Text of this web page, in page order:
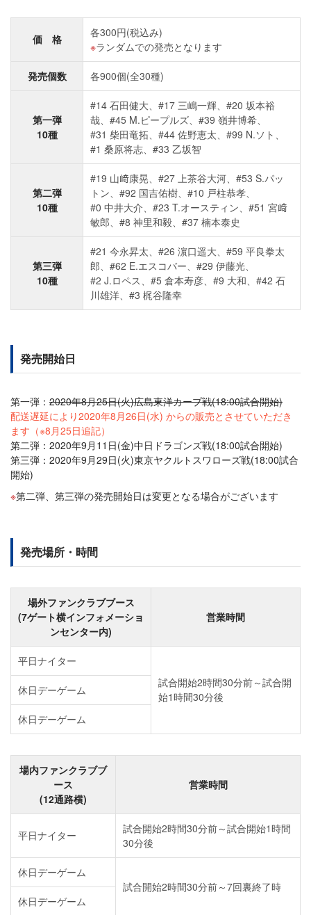
価 格
各300円(税込み)
ランダムでの発売となります
発売個数 各900個(全30種)
第一弾
10種
#14 石田健大、#17 三嶋一輝、#20 坂本裕
哉、#45 M.ピープルズ、#39 嶺井博希、
#31 柴田竜拓、#44 佐野恵太、#99 N.ソト、
#1 桑原将志、#33 乙坂智
第二弾
10種
#19 山﨑康晃、#27 上茶谷大河、#53 S.パッ
トン、#92 国吉佑樹、#10 戸柱恭孝、
#0 中井大介、#23 T.オースティン、#51 宮﨑
敏郎、#8 神里和毅、#37 楠本泰史
第三弾
10種
#21 今永昇太、#26 濵口遥大、#59 平良拳太
郎、#62 E.エスコバー、#29 伊藤光、
#2 J.ロペス、#5 倉本寿彦、#9 大和、#42 石
川雄洋、#3 梶谷隆幸
発売開始日
第一弾： 2020年8月25日(火)広島東洋カープ戦(18:00試合開始)
配送遅延により2020年8月26日(水) からの販売とさせていただき
ます（※8月25日追記）
第二弾：2020年9月11日(金)中日ドラゴンズ戦(18:00試合開始)
第三弾：2020年9月29日(火)東京ヤクルトスワローズ戦(18:00試合
開始)
第二弾、第三弾の発売開始日は変更となる場合がございます
発売場所・時間
場外ファンクラブブース
(7ゲート横インフォメーショ
ンセンター内)
営業時間
平日ナイター
試合開始2時間30分前～試合開
始1時間30分後
休日デーゲーム
休日デーゲーム
場内ファンクラブブ
ース
(12通路横)
営業時間
平日ナイター
試合開始2時間30分前～試合開始1時間
30分後
休日デーゲーム
試合開始2時間30分前～7回裏終了時
休日デーゲーム